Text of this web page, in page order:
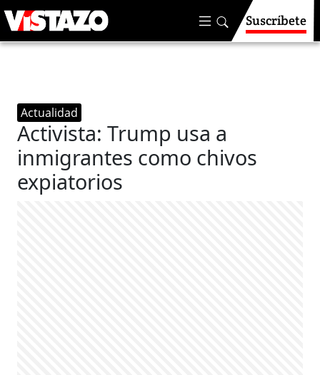
Suscríbete
Actualidad
Activista: Trump usa a
inmigrantes como chivos
expiatorios